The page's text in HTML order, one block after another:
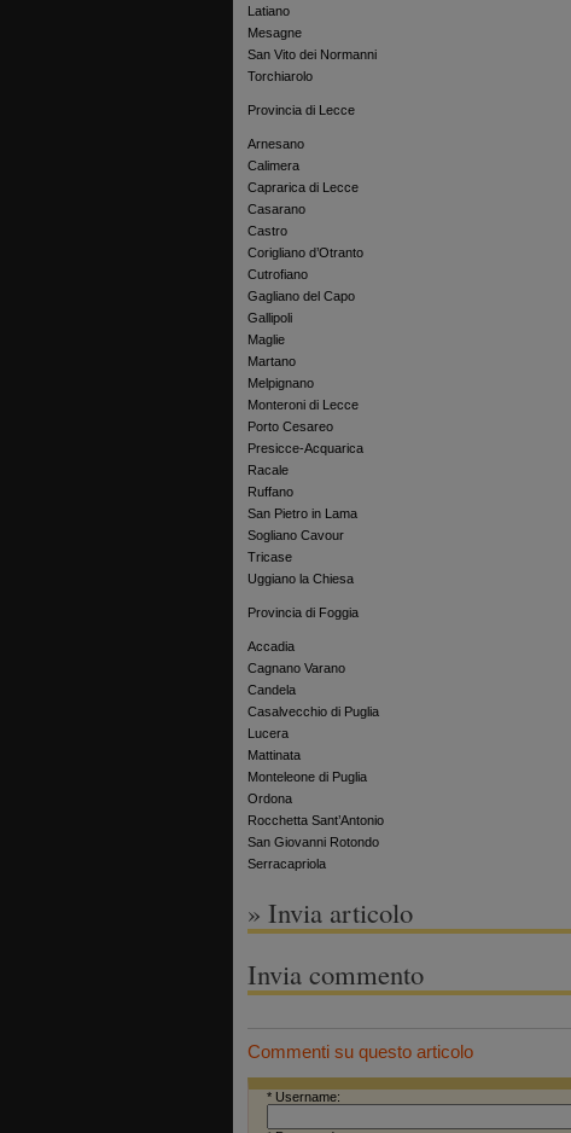
Latiano
Mesagne
San Vito dei Normanni
Torchiarolo
Provincia di Lecce
Arnesano
Calimera
Caprarica di Lecce
Casarano
Castro
Corigliano d’Otranto
Cutrofiano
Gagliano del Capo
Gallipoli
Maglie
Martano
Melpignano
Monteroni di Lecce
Porto Cesareo
Presicce-Acquarica
Racale
Ruffano
San Pietro in Lama
Sogliano Cavour
Tricase
Uggiano la Chiesa
Provincia di Foggia
Accadia
Cagnano Varano
Candela
Casalvecchio di Puglia
Lucera
Mattinata
Monteleone di Puglia
Ordona
Rocchetta Sant’Antonio
San Giovanni Rotondo
Serracapriola
» Invia articolo
Invia commento
Commenti su questo articolo
* Username: